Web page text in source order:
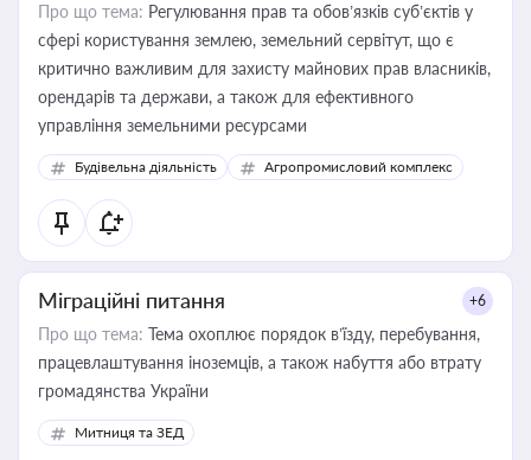
Про що тема: Регулювання прав та обов’язків суб’єктів у
сфері користування землею, земельний сервітут, що є
критично важливим для захисту майнових прав власників,
орендарів та держави, а також для ефективного
управління земельними ресурсами
Будівельна діяльність Агропромисловий комплекс
Міграційні питання +6
Про що тема: Тема охоплює порядок в’їзду, перебування,
працевлаштування іноземців, а також набуття або втрату
громадянства України
Митниця та ЗЕД